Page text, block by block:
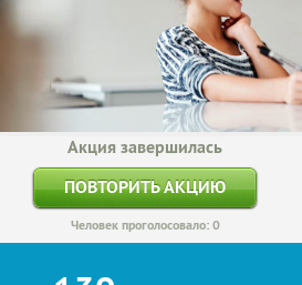
Акция завершилась
ПОВТОРИТЬ АКЦИЮ
Человек проголосовало: 0